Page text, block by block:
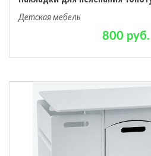
Детская мебель
800 руб.